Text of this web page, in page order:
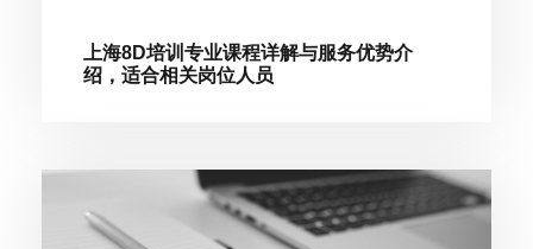
上海8D培训专业课程详解与服务优势介
绍，适合相关岗位人员